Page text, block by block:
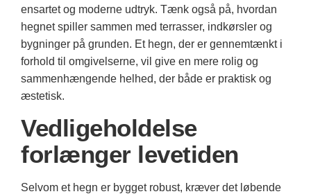
ensartet og moderne udtryk. Tænk også på, hvordan
hegnet spiller sammen med terrasser, indkørsler og
bygninger på grunden. Et hegn, der er gennemtænkt i
forhold til omgivelserne, vil give en mere rolig og
sammenhængende helhed, der både er praktisk og
æstetisk.
Vedligeholdelse
forlænger levetiden
Selvom et hegn er bygget robust, kræver det løbende